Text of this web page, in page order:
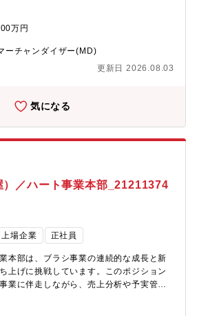
近い」実用的な管理スキル：多様な販売
身につきます。・将来的には「社内コン
実務をマスターした後は、その経験を活
プアップが可能です。・アシスタントで
決していく「自律的なプロフェッショナ
められます。【キャリアパス】入社後は
して債権管理実務をお任せいたします。
キャリアパスを想定しております。・マ
き、将来的にリーダーや管理職を目指
ルタント：実務経験を武器に、IT・デジ
や業務標準化を推進する役割へ。・事業
理や販売管理など、事業を支える管理領
て目指す姿】当グループは、単なる数値
ネスの持続可能性を支える「信頼の基
指しています。特に本ポジションは、膨
担保することで、経営が安心してアクセ
守りの要」と考えています。【組織構
名（派遣スタッフ含む）└ BS債権管理グ
全体で協力し合い、一致団結して業務を
務です。・新商品ローンチやシーズンキ
企画・制作ディレクション・バラエテ
POPUPイベント等の体験型VMD企画・
器・POP・販促ツールの仕様策定、素材
社・施工会社）のコントロール・営業・
ペレーション【この仕事のポイント】深
たVMDのディレクションを行うのはもち
な素材や仕様なら、予算内で最大限の効
作・実装の知見が極めて重要視されるポ
渉や資材発送等の付随業務については別
め、付随業務に時間を取られることな
ト設計を通じたブランド価値の向上に集
ございます。【キャリアパス】VMDの枠
ィブやマーケティングの領域へキャリア
～1年目・店頭VMDや販促ツールの企
作・施工の知見を活かし、什器やツール
上をリード・外部パートナーや営業チー
～3年目・主要キャンペーンのVMDプロ
企画やプロモーションチームと連携し、
や希望に応じ、「アートディレクター」
囲を拡大◇4～5年目・ブランド全体のク
万円
ーチャンダイザー(MD)
更新日 2026.08.03
気になる
）／ハート事業本部_21211374
上場企業 正社員
本部は、ブラシ事業の連続的な成長と新
上げに挑戦しています。このポジション
業に伴走しながら、売上分析や予実管理
進め、働きやすい事業環境を実現し、新